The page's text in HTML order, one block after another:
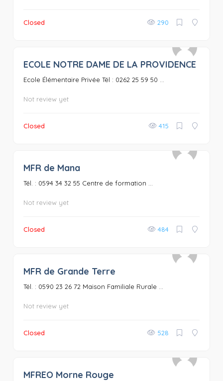
Closed 290
0
ECOLE NOTRE DAME DE LA PROVIDENCE
Ecole Élémentaire Privée Tél : 0262 25 59 50 ...
Not review yet
Closed 415
MFR de Mana
Tél. : 0594 34 32 55 Centre de formation ...
Not review yet
Closed 484
MFR de Grande Terre
Tél. : 0590 23 26 72 Maison Familiale Rurale ...
Not review yet
Closed 528
MFREO Morne Rouge